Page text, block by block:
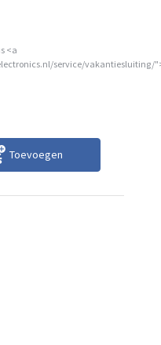
<a
service/vakantiesluiting/
Toevoegen